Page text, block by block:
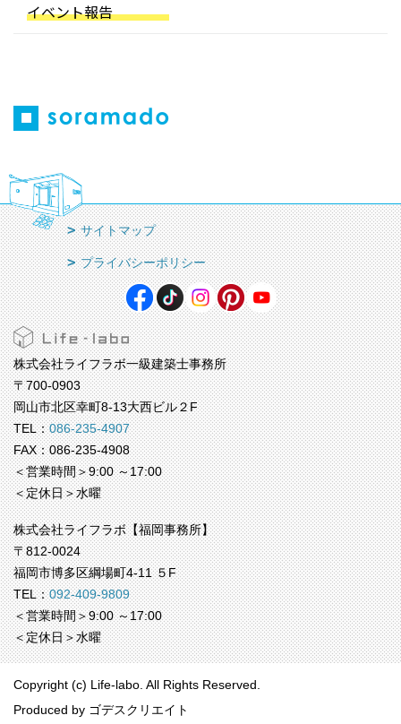
イベント報告
サイトマップ
プライバシーポリシー
株式会社ライフラボ一級建築士事務所
〒700-0903
岡山市北区幸町8-13大西ビル２F
TEL：086-235-4907
FAX：086-235-4908
＜営業時間＞9:00 ～17:00
＜定休日＞水曜
株式会社ライフラボ【福岡事務所】
〒812-0024
福岡市博多区綱場町4-11 ５F
TEL：092-409-9809
＜営業時間＞9:00 ～17:00
＜定休日＞水曜
Copyright (c) Life-labo. All Rights Reserved.
Produced by ゴデスクリエイト